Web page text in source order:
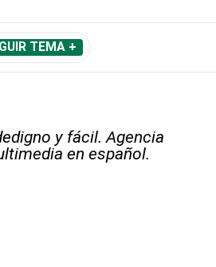
TEMA +
y fácil. Agencia
en español.